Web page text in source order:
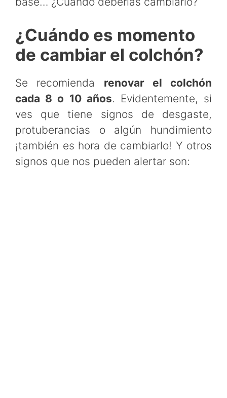
¿Cuándo es momento
de cambiar el colchón?
Se recomienda renovar el colchón
cada 8 o 10 años. Evidentemente, si
ves que tiene signos de desgaste,
protuberancias o algún hundimiento
¡también es hora de cambiarlo! Y otros
signos que nos pueden alertar son: